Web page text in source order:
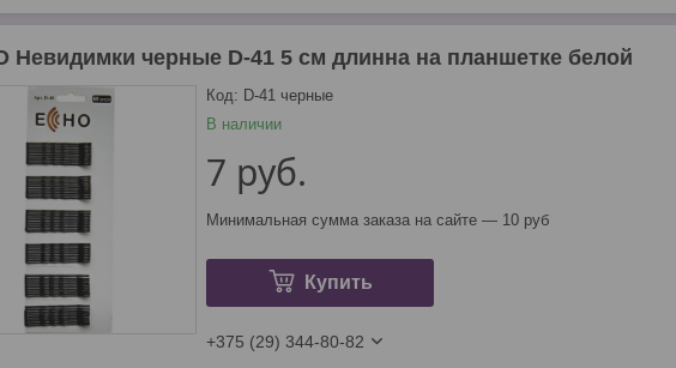
Невидимки черные D-41 5 см длинна на планшетке белой
В наличии
Код: D-41 черные
7 руб.
Минимальная сумма заказа на сайте — 10 руб
Купить
+375 (29) 344-80-82